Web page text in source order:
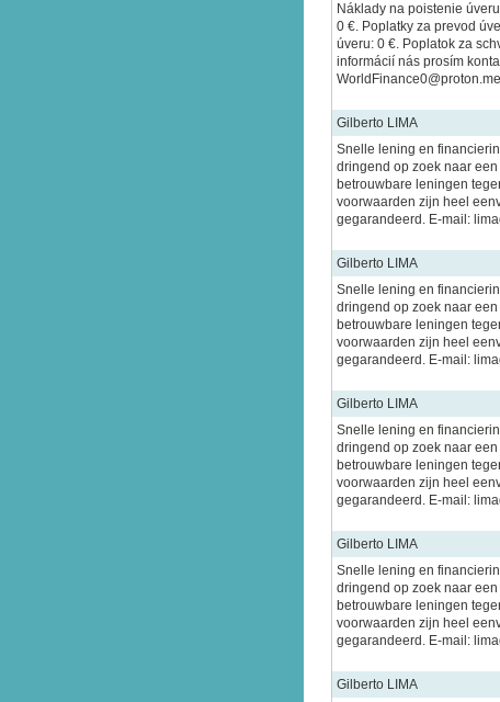
Náklady na poistenie
0 €. Poplatky za prevod
úveru: 0 €. Poplatok za
informácií nás prosím
Gilberto LIMA
Snelle lening en
dringend op zoek naar
betrouwbare leningen
voorwaarden zijn heel
gegarandeerd. E-mail:
Gilberto LIMA
Snelle lening en
dringend op zoek naar
betrouwbare leningen
voorwaarden zijn heel
gegarandeerd. E-mail:
Gilberto LIMA
Snelle lening en
dringend op zoek naar
betrouwbare leningen
voorwaarden zijn heel
gegarandeerd. E-mail:
Gilberto LIMA
Snelle lening en
dringend op zoek naar
betrouwbare leningen
voorwaarden zijn heel
gegarandeerd. E-mail:
Gilberto LIMA